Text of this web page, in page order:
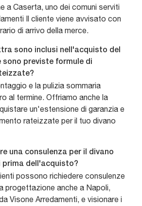
a Caserta, uno dei comuni serviti
Il cliente viene avvisato con
di arrivo della merce.
sono inclusi nell'acquisto del
previste formule di
e la pulizia sommaria
al termine. Offriamo anche la
un'estensione di garanzia e
rateizzate per il tuo divano
una consulenza per il divano
prima dell'acquisto?
possono richiedere consulenze
progettazione anche a Napoli,
Visone Arredamenti, e visionare i